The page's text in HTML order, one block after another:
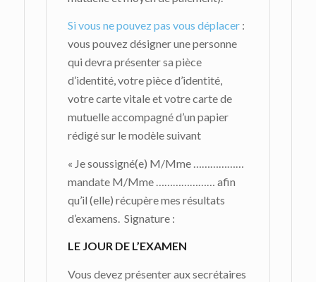
Si vous ne pouvez pas vous déplacer :
vous pouvez désigner une personne
qui devra présenter sa pièce
d’identité, votre pièce d’identité,
votre carte vitale et votre carte de
mutuelle accompagné d’un papier
rédigé sur le modèle suivant
« Je soussigné(e) M/Mme ………………
mandate M/Mme ………………… afin
qu’il (elle) récupère mes résultats
d’examens. Signature :
LE JOUR DE L’EXAMEN
Vous devez présenter aux secrétaires